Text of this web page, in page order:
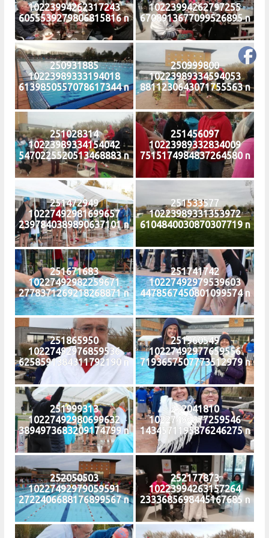
10223994262317243
6055539279806815816 n
10223994262797255
6708913677099526895 n
250931885
10223989333194018
6139850557078617344 n
250999800
10223989334594053
8811230643071755563 n
251028314
10223989334154042
5470225520513468883 n
251456097
10223989332834009
7515174984837264580 n
251472949
10227492981699657
2397840389890637101 n
251533577
10223989331353972
6104840030870307719 n
251671683
10227492982259671
2778371269218268871 n
251741742
10227492979539603
4478567450801099574 n
251865950
10227492976859536
6258591384311792190 n
251960549
10227492977659556
7193657507773512979 n
251999313
10227492980699632
3894973683209174799 n
252041810
10227492977259546
1434571195876246275 n
252050503
10227492979059591
2722406688176899567 n
252177873
10223994263157264
2333685698445167685 n